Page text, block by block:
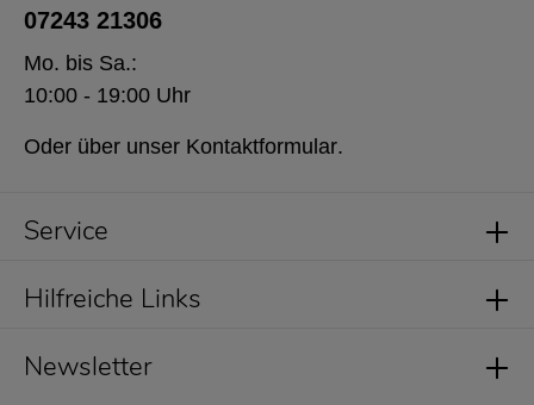
Service
Newsletter
07243 21306
Mo. bis Sa.:
10:00 - 19:00 Uhr
Oder über unser Kontaktformular.
Hilfreiche Links